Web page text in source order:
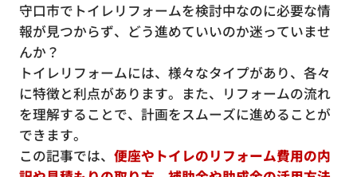
守口市でトイレリフォームを検討中なのに必要な情
報が見つからず、どう進めていいのか迷っていませ
んか？
トイレリフォームには、様々なタイプがあり、各々
に特徴と利点があります。また、リフォームの流れ
を理解することで、計画をスムーズに進めることが
できます。
この記事では、 便座やトイレのリフォーム費用の内